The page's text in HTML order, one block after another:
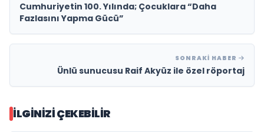
Cumhuriyetin 100. Yılında; Çocuklara “Daha
Fazlasını Yapma Gücü”
SONRAKI HABER
Ünlü sunucusu Raif Akyüz ile özel röportaj
İLGINIZI ÇEKEBILIR